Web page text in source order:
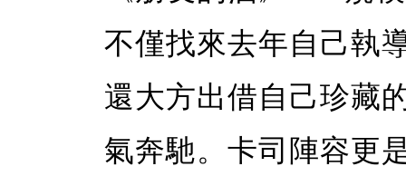
不僅找來去年自己執
還大方出借自己珍藏
氣奔馳。卡司陣容更